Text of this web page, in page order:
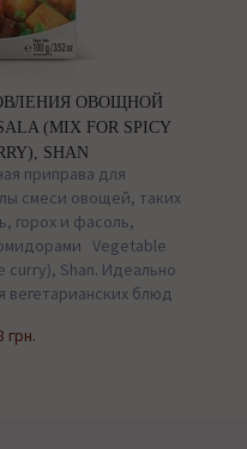
ОВОЩНОЙ
(MIX FOR SPICY
SHAN
приправа для
смеси овощей, таких
горох и фасоль,
Vegetable
curry), Shan. Идеально
вегетарианских блюд
грн.